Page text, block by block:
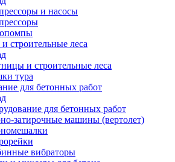
и насосы
строительные леса
и строительные леса
тура
для бетонных работ
для бетонных работ
затирочные машины (вертолет)
вибраторы